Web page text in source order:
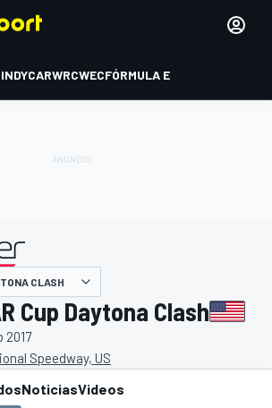
INDYCARWRCWECFÓRMULA E
CLASH
Cup Daytona Clash
2017
Speedway, US
NoticiasVideos